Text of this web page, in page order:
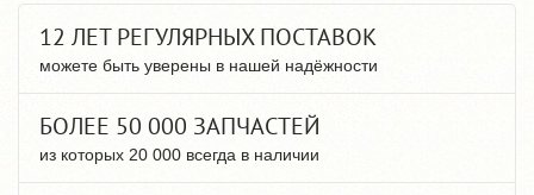
12 ЛЕТ РЕГУЛЯРНЫХ ПОСТАВОК
можете быть уверены в нашей надёжности
БОЛЕЕ 50 000 ЗАПЧАСТЕЙ
из которых 20 000 всегда в наличии